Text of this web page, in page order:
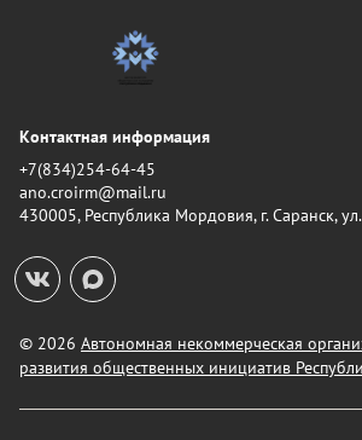
Контактная информация
+7(834)254-64-45
ano.croirm@mail.ru
430005, Республика Мордовия, г. Саранск,
© 2026 Автономная некоммерческая
развития общественных инициатив